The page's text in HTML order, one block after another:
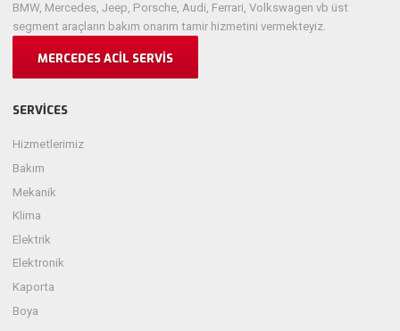
BMW, Mercedes, Jeep, Porsche, Audi, Ferrari, Volkswagen vb üst
segment araçların bakım onarım tamir hizmetini vermekteyiz.
MERCEDES ACIL SERVIS
SERVICES
Hizmetlerimiz
Bakım
Mekanik
Klima
Elektrik
Elektronik
Kaporta
Boya